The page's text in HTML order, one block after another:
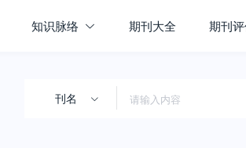
知识脉络 期刊大全 期刊
刊名